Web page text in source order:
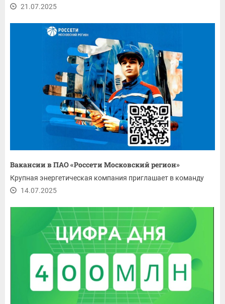
21.07.2025
Вакансии в ПАО «Россети Московский регион»
Крупная энергетическая компания приглашает в команду
14.07.2025